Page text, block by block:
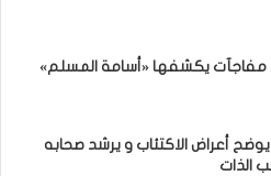
مفاجآت يكشفها «أسامة المسلم»
أعراض الاكتئاب و يرشد صحابه
الذات